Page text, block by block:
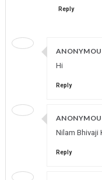
Reply
Hi
Reply
Nilam Bhivaji
Reply